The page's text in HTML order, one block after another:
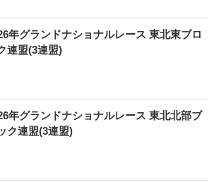
年グランドナショナルレース 東北東ブロ
連盟(3連盟)
年グランドナショナルレース 東北北部ブ
ク連盟(3連盟)